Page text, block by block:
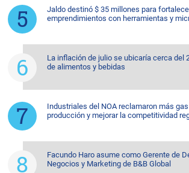
Jaldo destinó $ 35 millones para
emprendimientos con herramientas y
La inflación de julio se ubicaría cerca del
de alimentos y bebidas
Industriales del NOA reclamaron más
producción y mejorar la competitividad
Facundo Haro asume como Gerente de
Negocios y Marketing de B&B Global